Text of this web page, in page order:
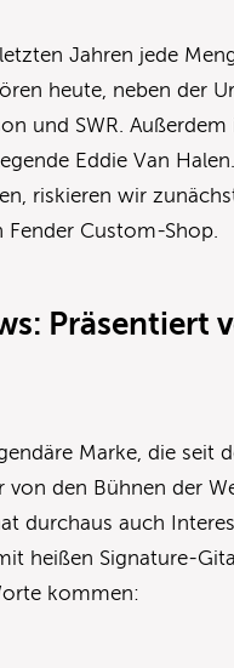
Jahren jede
heute, neben der
und SWR.
Eddie Van
riskieren wir
Custom-Shop.
Präsentiert
Marke, die seit
von den Bühnen der
durchaus auch
heißen Signature-
kommen: